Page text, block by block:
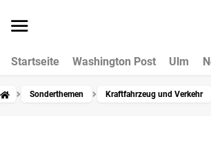
Startseite Washington Post Ulm
Sonderthemen Kraftfahrzeug und Verkehr